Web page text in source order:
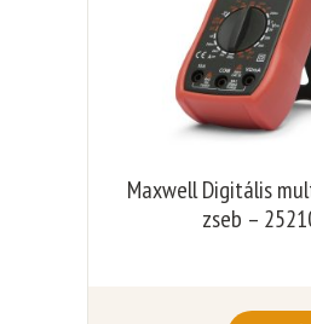
Maxwell Digitális
zseb –